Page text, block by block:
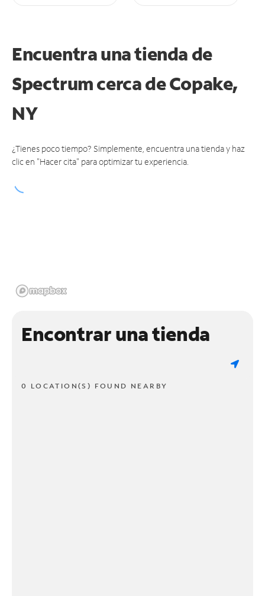
Encuentra una tienda de
Spectrumcerca de Copake,
NY
¿Tienes poco tiempo? Simplemente, encuentra una tienda y haz
clic en "Hacer cita" para optimizar tu experiencia.
Encontrar una tienda
0 LOCATION(S) FOUND NEARBY